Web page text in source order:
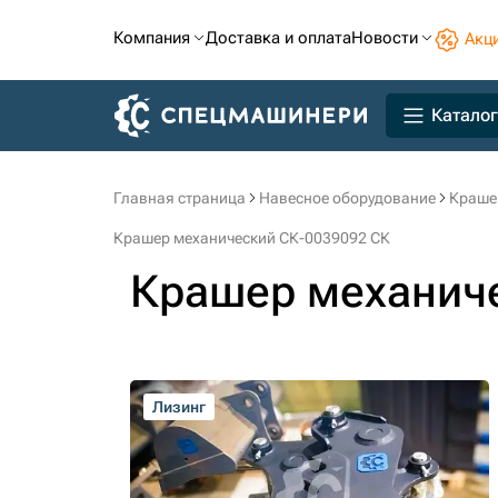
Компания Доставка и оплатаНовости
Каталог
Главная страница Навесное оборудование
Крашер механический СК-0039092 СК
Крашер
Лизинг